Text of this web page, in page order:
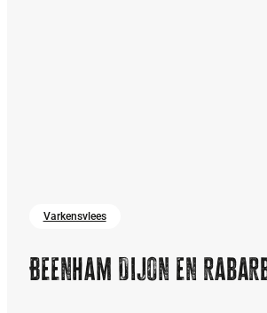
Varkensvlees
Beenham Dijon en